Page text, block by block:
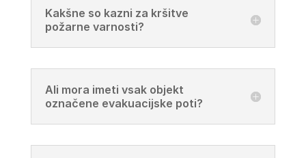
Kakšne so kazni za kršitve
požarne varnosti?
Ali mora imeti vsak objekt
označene evakuacijske poti?